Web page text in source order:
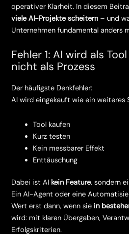
operativer Klarheit. In diesem
viele AI-Projekte scheitern – und
Unternehmen fundamental anders
Fehler 1: AI wird als
nicht als Prozess
Der häufigste Denkfehler:
AI wird eingekauft wie ein weiteres
Tool kaufen
Kurz testen
Kein messbarer Effekt
Enttäuschung
Dabei ist AI kein Feature, sondern
Ein AI-Agent oder eine
Wert erst dann, wenn sie in
wird: mit klaren Übergaben,
Erfolgskriterien.